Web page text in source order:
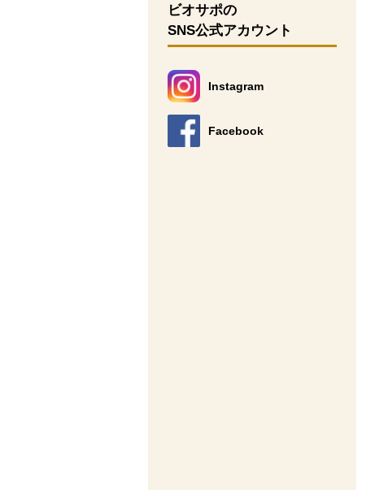
ビオサポの
SNS公式アカウント
Instagram
別のウィンドウで開きます。
Facebook
別のウィンドウで開きます。